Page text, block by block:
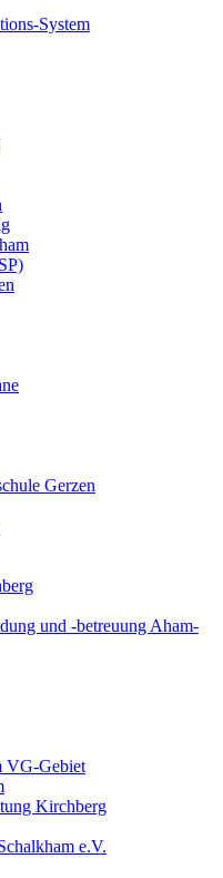
System
Gerzen
und -betreuung Aham-
VG-Gebiet
Kirchberg
e.V.